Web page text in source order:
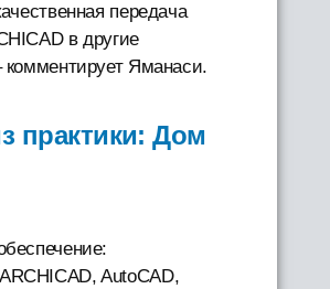
передача
в другие
Яманаси.
практики: Дом
AutoCAD,